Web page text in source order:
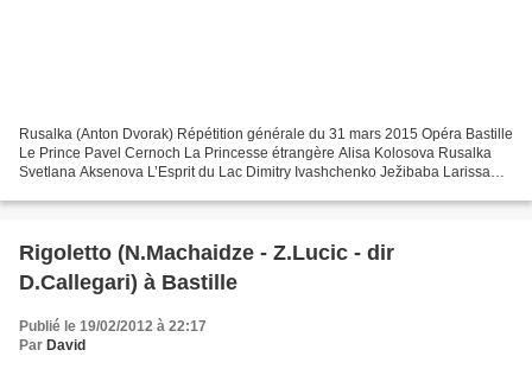
Rusalka (Anton Dvorak) Répétition générale du 31 mars 2015 Opéra Bastille
Le Prince Pavel Cernoch La Princesse étrangère Alisa Kolosova Rusalka
Svetlana Aksenova L’Esprit du Lac Dimitry Ivashchenko Ježibaba Larissa
Rigoletto (N.Machaidze - Z.Lucic - dir
D.Callegari) à Bastille
Publié le 19/02/2012 à 22:17
Par David